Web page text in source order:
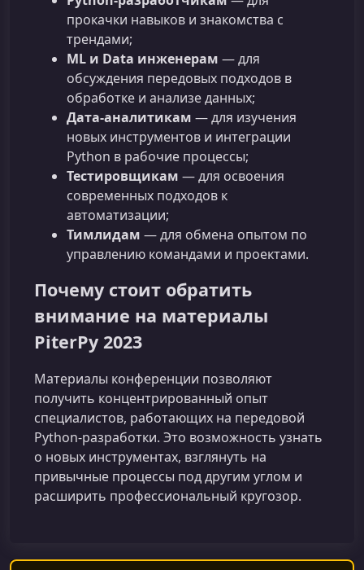
прокачки навыков и знакомства с
трендами;
ML и Data инженерам — для
обсуждения передовых подходов в
обработке и анализе данных;
Дата-аналитикам — для изучения
новых инструментов и интеграции
Python в рабочие процессы;
Тестировщикам — для освоения
современных подходов к
автоматизации;
Тимлидам — для обмена опытом по
управлению командами и проектами.
Почему стоит обратить
внимание на материалы
PiterPy 2023
Материалы конференции позволяют
получить концентрированный опыт
специалистов, работающих на передовой
Python-разработки. Это возможность узнать
о новых инструментах, взглянуть на
привычные процессы под другим углом и
расширить профессиональный кругозор.